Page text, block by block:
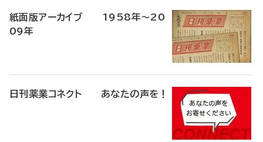
紙面版アーカイブ 1958年～20
09年
日刊薬業コネクト あなたの声を！